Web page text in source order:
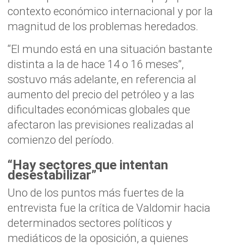
contexto económico internacional y por la
magnitud de los problemas heredados.
“El mundo está en una situación bastante
distinta a la de hace 14 o 16 meses”,
sostuvo más adelante, en referencia al
aumento del precio del petróleo y a las
dificultades económicas globales que
afectaron las previsiones realizadas al
comienzo del período.
“Hay sectores que intentan
desestabilizar”
Uno de los puntos más fuertes de la
entrevista fue la crítica de Valdomir hacia
determinados sectores políticos y
mediáticos de la oposición, a quienes